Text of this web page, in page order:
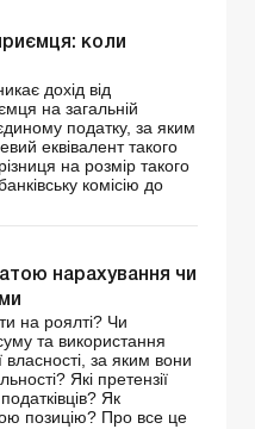
коли
дохід від
на загальній
податку, за яким
еквівалент такого
на розмір такого
комісію до
нарахування чи
на роялті? Чи
та використання
власності, за яким вони
Які претензії
Як
позицію? Про все це